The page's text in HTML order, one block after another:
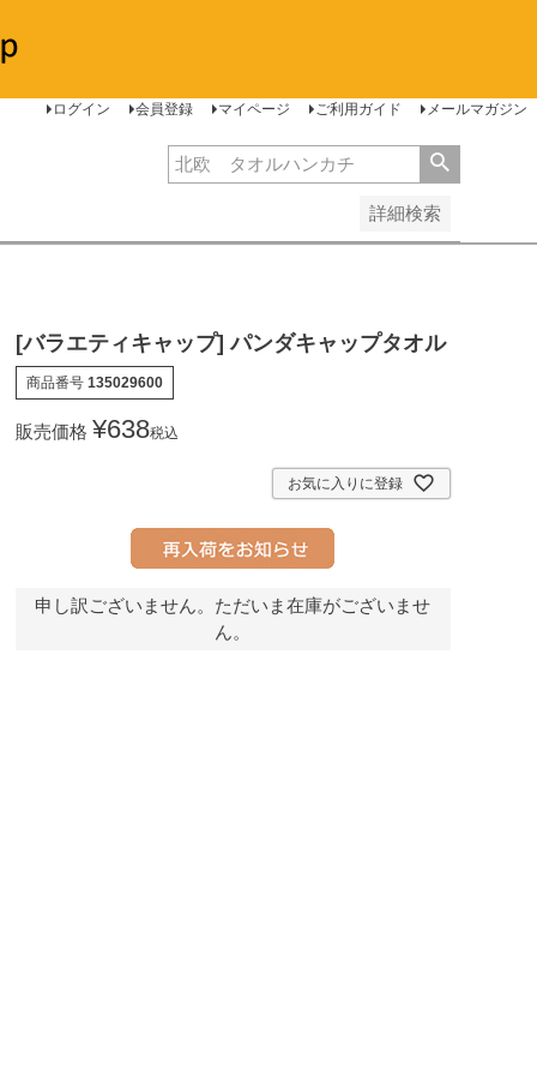
ログイン 会員登録 マイページ ご利用ガイド メールマガジン
詳細検索
順
[バラエティキャップ] パンダキャップタオル
商品番号 135029600
販売価格 ¥638税込
お気に入りに登録
申し訳ございません。ただいま在庫がございませ
ん。